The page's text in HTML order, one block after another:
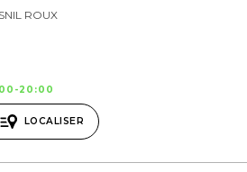
ROUX
20:00
LOCALISER